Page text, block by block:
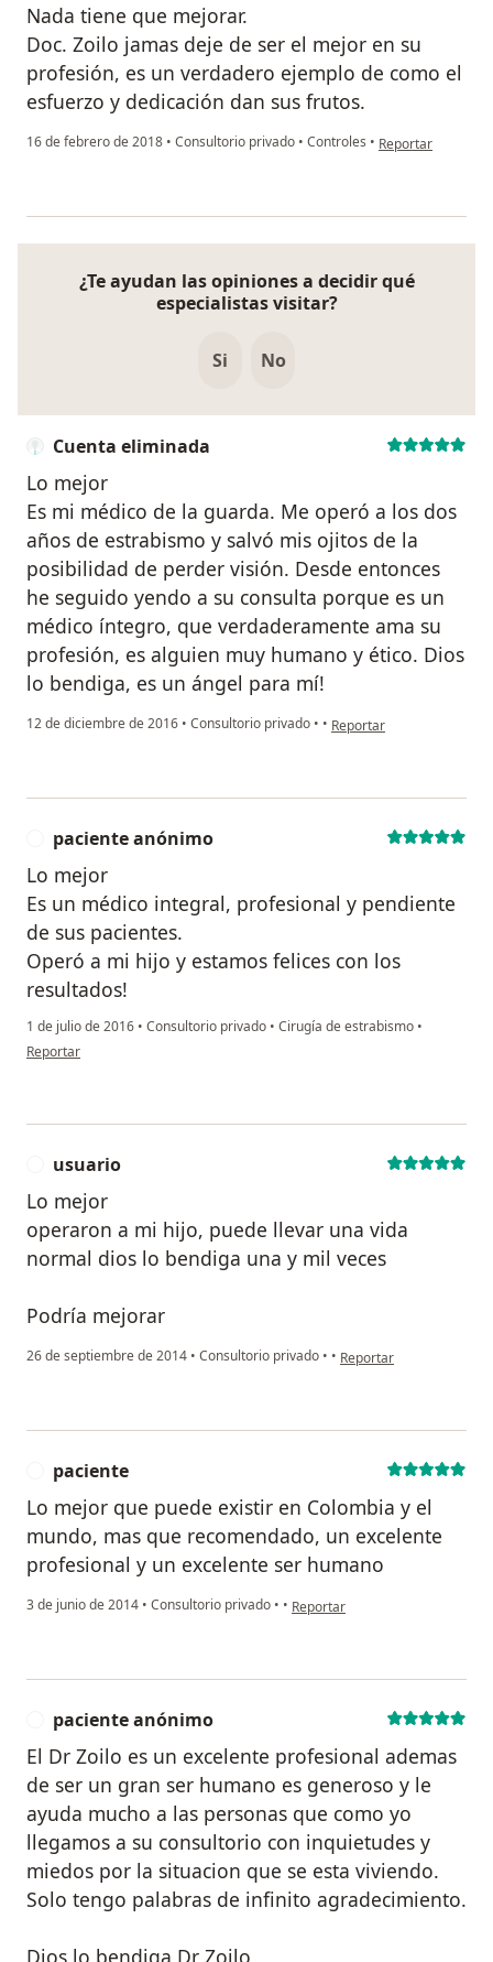
Nada tiene que mejorar.
Doc. Zoilo jamas deje de ser el mejor en su
profesión, es un verdadero ejemplo de como el
esfuerzo y dedicación dan sus frutos.
16 de febrero de 2018 • Consultorio privado • Controles • en opinión del
Reportar
¿Te ayudan las opiniones a decidir qué
especialistas visitar?
Si No
Cuenta eliminada
Lo mejor
Es mi médico de la guarda. Me operó a los dos
años de estrabismo y salvó mis ojitos de la
posibilidad de perder visión. Desde entonces
he seguido yendo a su consulta porque es un
médico íntegro, que verdaderamente ama su
profesión, es alguien muy humano y ético. Dios
lo bendiga, es un ángel para mí!
12 de diciembre de 2016 • Consultorio privado • • en opinión del usuario
Reportar
paciente anónimo
Lo mejor
Es un médico integral, profesional y pendiente
de sus pacientes.
Operó a mi hijo y estamos felices con los
resultados!
1 de julio de 2016 • Consultorio privado • Cirugía de estrabismo •
en opinión del usuario paciente anónimo
Reportar
usuario
Lo mejor
operaron a mi hijo, puede llevar una vida
normal dios lo bendiga una y mil veces
Podría mejorar
26 de septiembre de 2014 • Consultorio privado • • en opinión del usuario
Reportar
paciente
Lo mejor que puede existir en Colombia y el
mundo, mas que recomendado, un excelente
profesional y un excelente ser humano
3 de junio de 2014 • Consultorio privado • • en opinión del usuario paciente
Reportar
paciente anónimo
El Dr Zoilo es un excelente profesional ademas
de ser un gran ser humano es generoso y le
ayuda mucho a las personas que como yo
llegamos a su consultorio con inquietudes y
miedos por la situacion que se esta viviendo.
Solo tengo palabras de infinito agradecimiento.
Dios lo bendiga Dr Zoilo